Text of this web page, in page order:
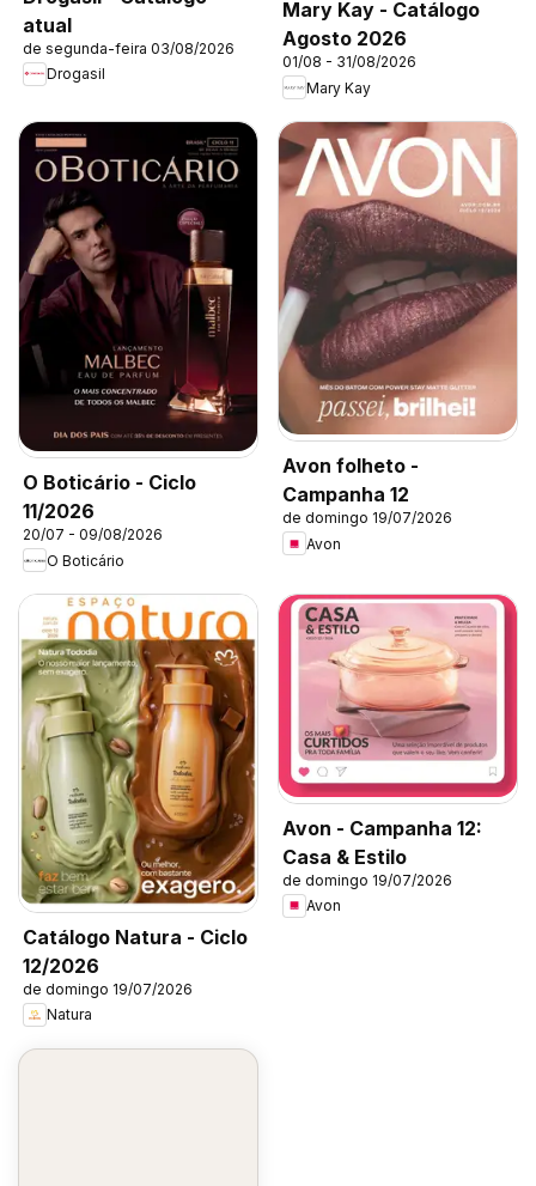
atual
de segunda-feira 03/08/2026
Drogasil
Mary Kay - Catálogo
Agosto 2026
01/08 - 31/08/2026
Mary Kay
O Boticário - Ciclo
11/2026
20/07 - 09/08/2026
O Boticário
Avon folheto -
Campanha 12
de domingo 19/07/2026
Avon
Catálogo Natura - Ciclo
12/2026
de domingo 19/07/2026
Natura
Avon - Campanha 12:
Casa & Estilo
de domingo 19/07/2026
Avon